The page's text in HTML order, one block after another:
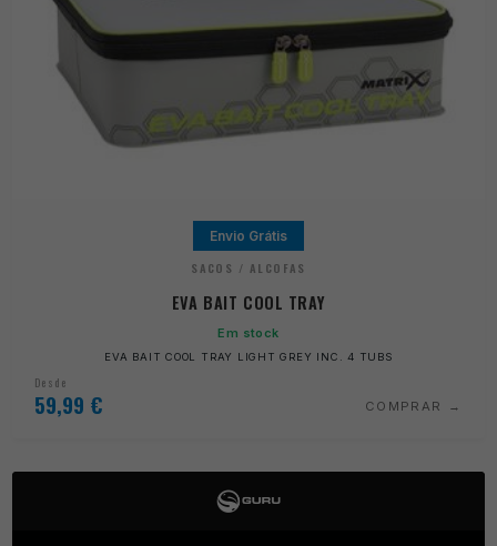
Envio Grátis
SACOS / ALCOFAS
EVA BAIT COOL TRAY
Em stock
EVA BAIT COOL TRAY LIGHT GREY INC. 4 TUBS
Desde
59,99 € COMPRAR